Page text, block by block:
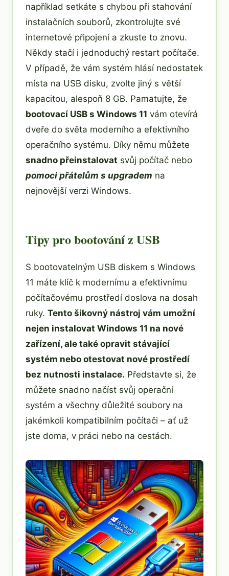
například setkáte s chybou při stahování
instalačních souborů, zkontrolujte své
internetové připojení a zkuste to znovu.
Někdy stačí i jednoduchý restart počítače.
V případě, že vám systém hlásí nedostatek
místa na USB disku, zvolte jiný s větší
kapacitou, alespoň 8 GB. Pamatujte, že
bootovací USB s Windows 11 vám otevírá
dveře do světa moderního a efektivního
operačního systému. Díky němu můžete
snadno přeinstalovat svůj počítač nebo
pomoci přátelům s upgradem na
nejnovější verzi Windows.
Tipy pro bootování z USB
S bootovatelným USB diskem s Windows
11 máte klíč k modernímu a efektivnímu
počítačovému prostředí doslova na dosah
ruky. Tento šikovný nástroj vám umožní
nejen instalovat Windows 11 na nové
zařízení, ale také opravit stávající
systém nebo otestovat nové prostředí
bez nutnosti instalace. Představte si, že
můžete snadno načíst svůj operační
systém a všechny důležité soubory na
jakémkoli kompatibilním počítači – ať už
jste doma, v práci nebo na cestách.